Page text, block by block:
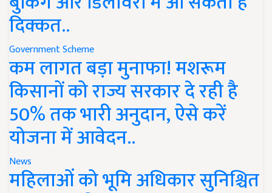
दिक्कत..
Government Scheme
कम लागत बड़ा मुनाफा! मशरूम
किसानों को राज्य सरकार दे रही है
50% तक भारी अनुदान, ऐसे करें
योजना में आवेदन..
News
महिलाओं को भूमि अधिकार सुनिश्चित